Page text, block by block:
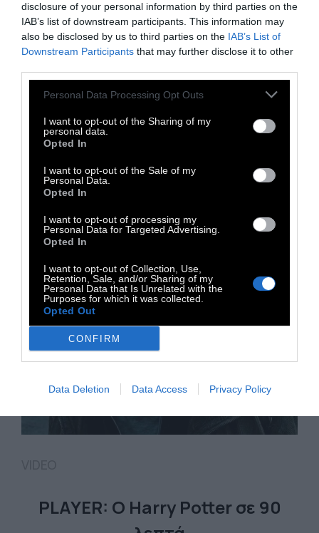
disclosure of your personal information by third parties on the
IAB’s list of downstream participants. This information may
also be disclosed by us to third parties on the IAB’s List of
Downstream Participants that may further disclose it to other
Personal Data Processing Opt Outs
I want to opt-out of the Sharing of my
personal data.
Opted In
I want to opt-out of the Sale of my
Personal Data.
Opted In
I want to opt-out of processing my
Personal Data for Targeted Advertising.
Opted In
I want to opt-out of Collection, Use,
Retention, Sale, and/or Sharing of my
Personal Data that Is Unrelated with the
Purposes for which it was collected.
Opted Out
CONFIRM
Data Deletion Data Access Privacy Policy
VISUALISM
ΓΚΑΛΕΡΙ: Αρχιτεκτονική από
σώματα
Τα γυμνά του Spencer Tunick εισβάλλουν
στην αρχιτεκτονική, στη φύση, στους
PLAYER: Ο Harry Potter σε 90